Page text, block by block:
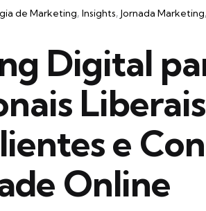
de Marketing Insights Jornada Marketing
Digital
e
Online